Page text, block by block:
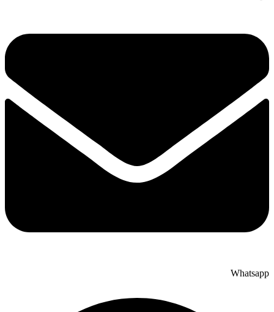
Whatsapp